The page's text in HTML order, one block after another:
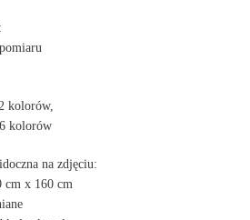
kolorów,
kolorów
na zdjęciu:
cm x 160 cm